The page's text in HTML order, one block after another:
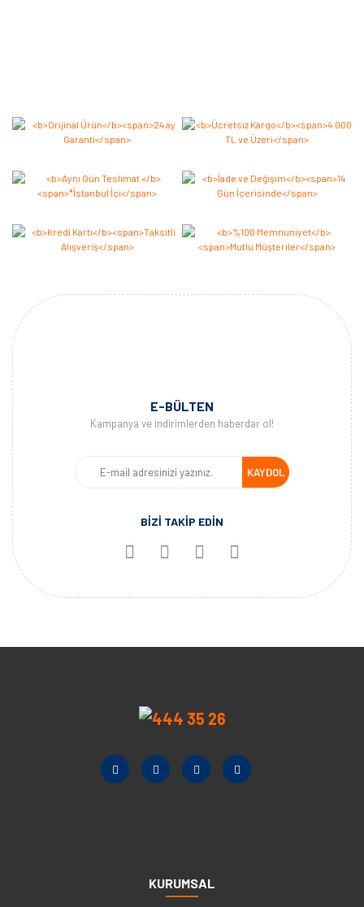
E-BÜLTEN
Kampanya ve indirimlerden haberdar ol!
KAYDOL
BİZİ TAKİP EDİN
KURUMSAL